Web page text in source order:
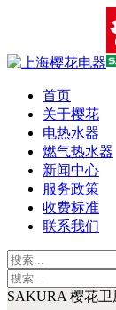
首页
关于樱花
电热水器
燃气热水器
新闻中心
服务政策
收费标准
联系我们
SAKURA 樱花卫